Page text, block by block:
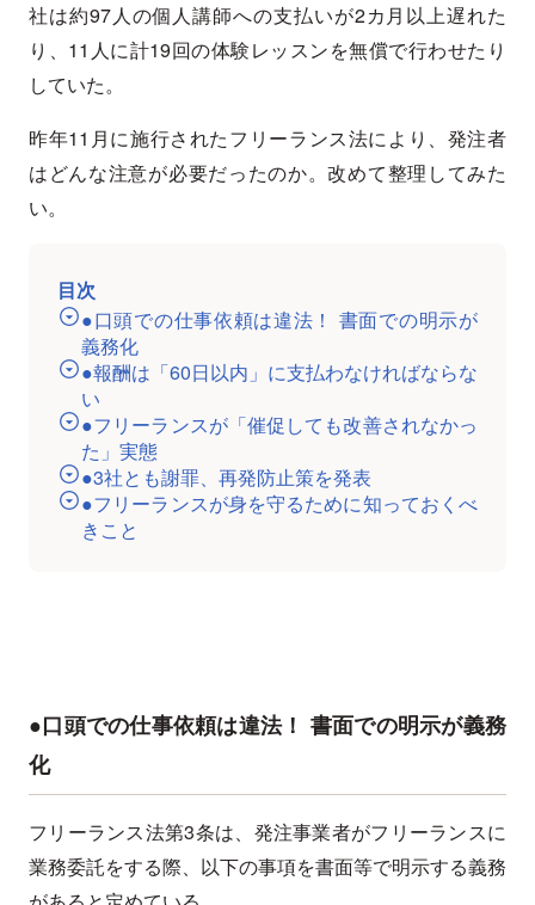
社は約97人の個人講師への支払いが2カ月以上遅れた
り、11人に計19回の体験レッスンを無償で行わせたり
していた。
昨年11月に施行されたフリーランス法により、発注者
はどんな注意が必要だったのか。改めて整理してみた
い。
目次
●口頭での仕事依頼は違法！ 書面での明示が
義務化
●報酬は「60日以内」に支払わなければならな
い
●フリーランスが「催促しても改善されなかっ
た」実態
●3社とも謝罪、再発防止策を発表
●フリーランスが身を守るために知っておくべ
きこと
●口頭での仕事依頼は違法！ 書面での明示が義務
化
フリーランス法第3条は、発注事業者がフリーランスに
業務委託をする際、以下の事項を書面等で明示する義務